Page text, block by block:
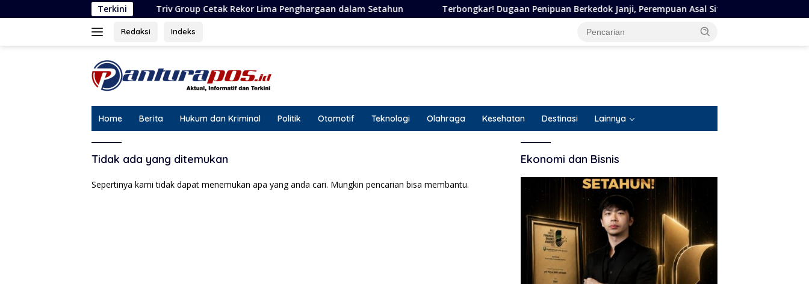
ke
Terkini
Triv Group Cetak Rekor Lima Penghargaan dalam Setahun Terbongkar! Dugaan Penipuan Berkedok Janji, Perempuan Asal Situbondo Resmi Jadi Tersangka dan
Redaksi Indeks
Home Berita Hukum dan Kriminal Politik Otomotif Teknologi Olahraga Kesehatan Destinasi Lainnya
Tidak ada yang ditemukan
Sepertinya kami tidak dapat menemukan apa yang anda cari. Mungkin pencarian bisa membantu.
Ekonomi dan Bisnis